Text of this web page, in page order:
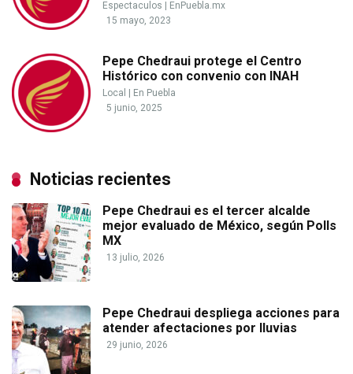
Espectaculos
EnPuebla.mx
15 mayo, 2023
Pepe Chedraui protege el Centro
Histórico con convenio con INAH
Local
En Puebla
5 junio, 2025
Noticias recientes
Pepe Chedraui es el tercer alcalde
mejor evaluado de México, según Polls
MX
13 julio, 2026
Pepe Chedraui despliega acciones para
atender afectaciones por lluvias
29 junio, 2026